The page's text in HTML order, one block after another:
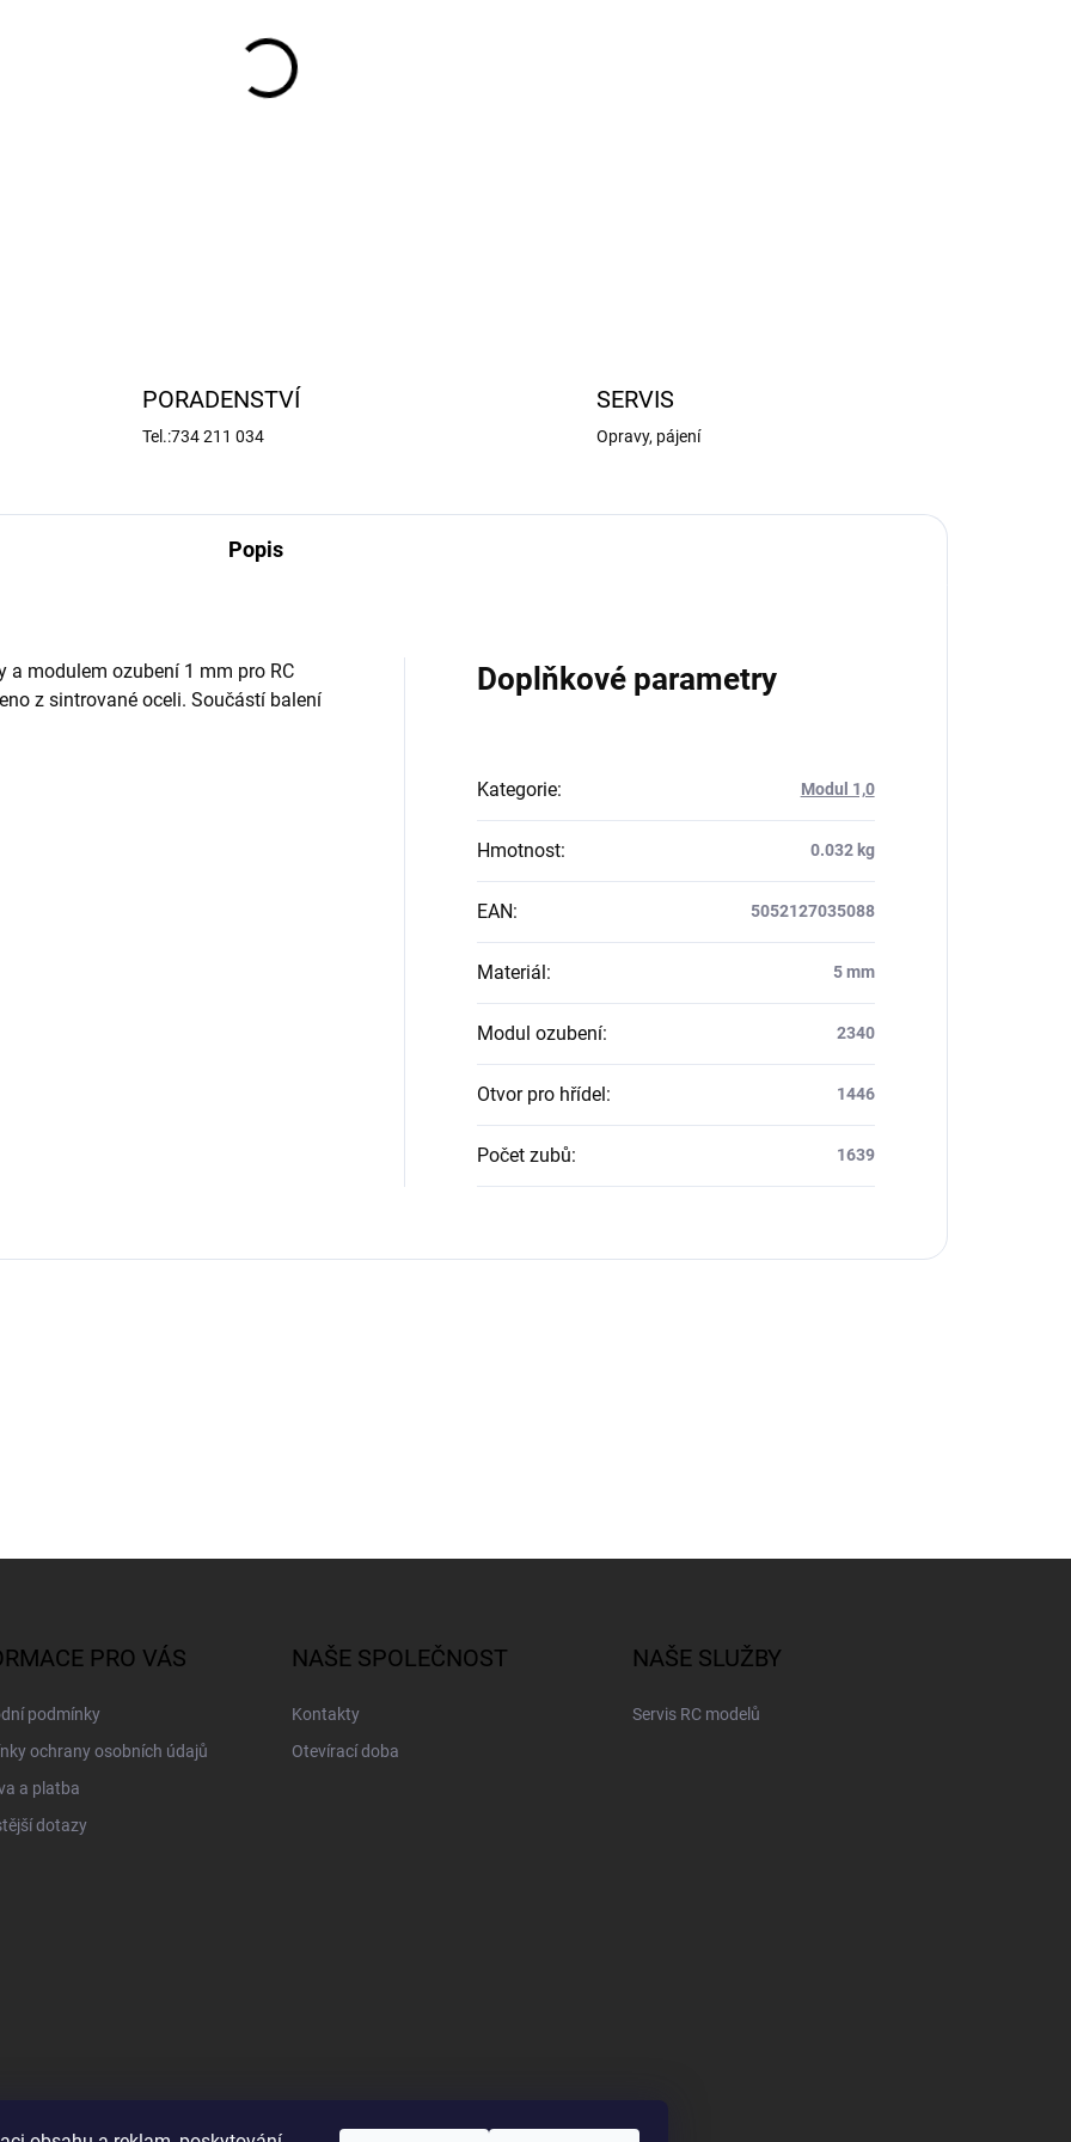
PORADENSTVÍ
Tel.:734 211 034
SERVIS
Opravy, pájení
Popis
a modulem ozubení 1 mm pro RC
z sintrované oceli. Součástí balení
Doplňkové parametry
Kategorie: Modul 1,0
Hmotnost: 0.032 kg
EAN: 5052127035088
Materiál : 5 mm
Modul ozubení: 2340
Otvor pro hřídel : 1446
Počet zubů: 1639
PRO VÁS
podmínky
ochrany osobních údajů
a platba
dotazy
NAŠE SPOLEČNOST
Kontakty
Otevírací doba
NAŠE SLUŽBY
Servis RC modelů